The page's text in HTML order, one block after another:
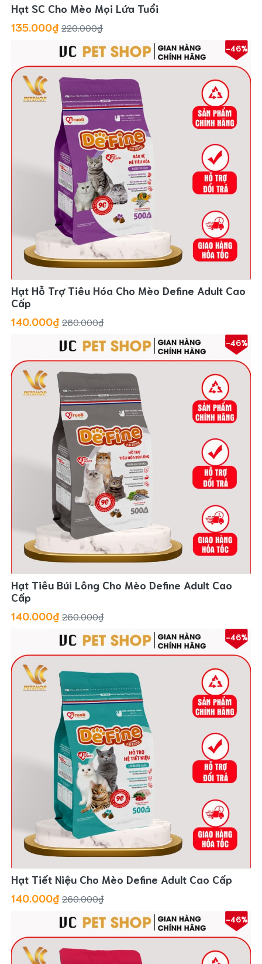
Hạt SC Cho Mèo Mọi Lứa Tuổi
135.000₫ 220.000₫
-46%
Hạt Hỗ Trợ Tiêu Hóa Cho Mèo Define Adult Cao
Cấp
140.000₫ 260.000₫
-46%
Hạt Tiêu Búi Lông Cho Mèo Define Adult Cao
Cấp
140.000₫ 260.000₫
-46%
Hạt Tiết Niệu Cho Mèo Define Adult Cao Cấp
140.000₫ 260.000₫
-46%